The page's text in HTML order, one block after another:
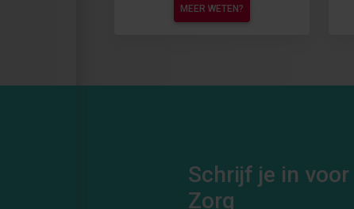
MEER WETEN?
Schrijf je in
Zorg